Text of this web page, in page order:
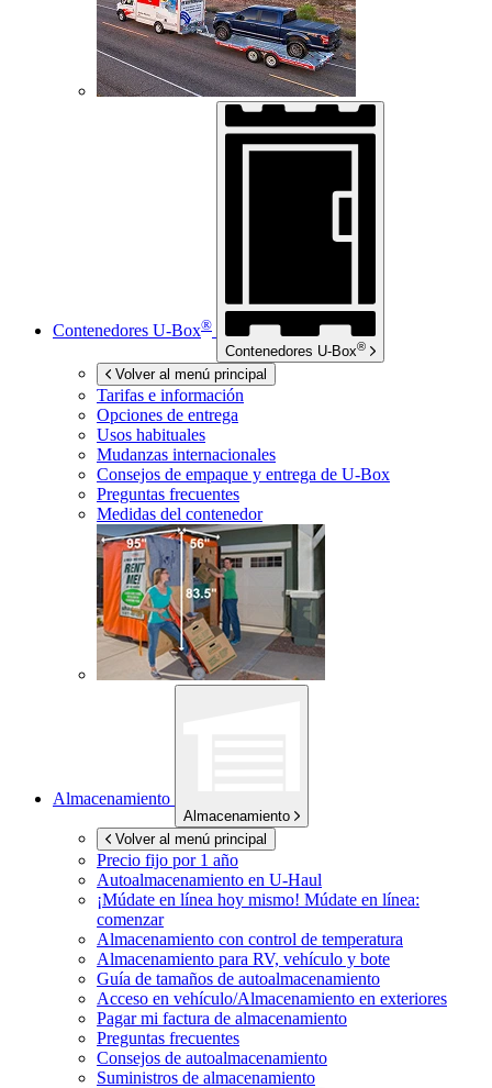
Contenedores U-Box®
Contenedores U-Box®
Volver al menú principal
Tarifas e información
Opciones de entrega
Usos habituales
Mudanzas internacionales
Consejos de empaque y entrega de U-Box
Preguntas frecuentes
Medidas del contenedor
Almacenamiento
Almacenamiento
Volver al menú principal
Precio fijo por 1 año
Autoalmacenamiento en U-Haul
¡Múdate en línea hoy mismo! Múdate en línea:
comenzar
Almacenamiento con control de temperatura
Almacenamiento para RV, vehículo y bote
Guía de tamaños de autoalmacenamiento
Acceso en vehículo/Almacenamiento en exteriores
Pagar mi factura de almacenamiento
Preguntas frecuentes
Consejos de autoalmacenamiento
Suministros de almacenamiento